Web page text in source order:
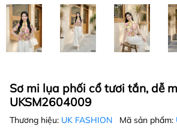
Sơ mi lụa phối cổ tươi tắn, dễ
UKSM2604009
Thương hiệu: UK FASHION Mã sản phẩm: